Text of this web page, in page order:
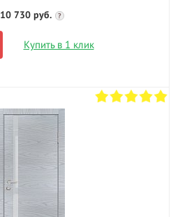
10 730 руб. ?
Купить в 1 клик